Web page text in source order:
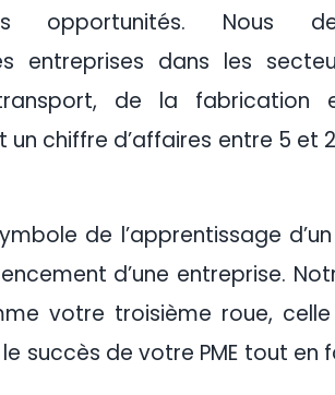
Nous
entreprises dans les
de la
chiffre d’affaires entre 5 et
de l’apprentissage
d’une entreprise.
votre troisième roue,
succès de votre PME tout en